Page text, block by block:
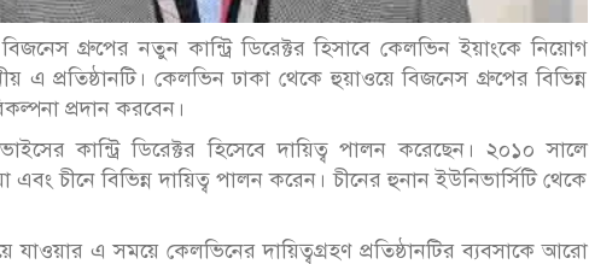
গ্রুপের নতুন কান্ট্রি ডিরেক্টর হিসাবে কেলভিন ইয়াংকে নিয়োগ
এ প্রতিষ্ঠানটি। কেলভিন ঢাকা থেকে হুয়াওয়ে বিজনেস গ্রুপের বিভিন্ন
প্রদান করবেন।
কান্ট্রি ডিরেক্টর হিসেবে দায়িত্ব পালন করেছেন। ২০১০ সালে
চীনে বিভিন্ন দায়িত্ব পালন করেন। চীনের হুনান ইউনিভার্সিটি থেকে
যাওয়ার এ সময়ে কেলভিনের দায়িত্বগ্রহণ প্রতিষ্ঠানটির ব্যবসাকে আরো